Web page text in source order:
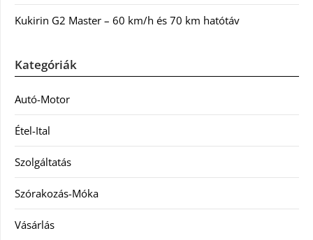
Kukirin G2 Master – 60 km/h és 70 km hatótáv
Kategóriák
Autó-Motor
Étel-Ital
Szolgáltatás
Szórakozás-Móka
Vásárlás